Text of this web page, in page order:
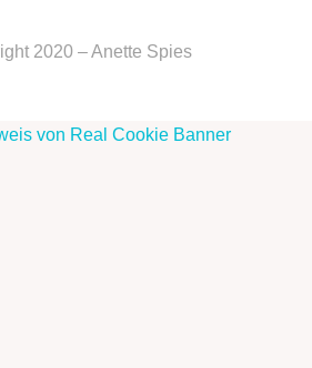
2020 – Anette Spies
von Real Cookie Banner